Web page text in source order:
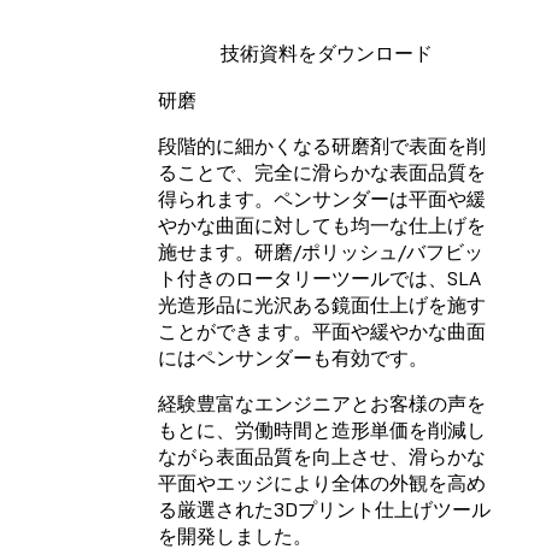
技術資料をダウンロード
研磨
段階的に細かくなる研磨剤で表面を削
ることで、完全に滑らかな表面品質を
得られます。ペンサンダーは平面や緩
やかな曲面に対しても均一な仕上げを
施せます。研磨/ポリッシュ/バフビッ
ト付きのロータリーツールでは、SLA
光造形品に光沢ある鏡面仕上げを施す
ことができます。平面や緩やかな曲面
にはペンサンダーも有効です。
経験豊富なエンジニアとお客様の声を
もとに、労働時間と造形単価を削減し
ながら表面品質を向上させ、滑らかな
平面やエッジにより全体の外観を高め
る厳選された3Dプリント仕上げツール
を開発しました。